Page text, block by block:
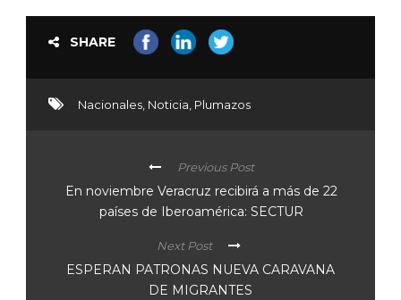
SHARE
Nacionales Noticia Plumazos
Previous Post
En noviembre Veracruz recibirá a más de 22
países de Iberoamérica: SECTUR
Next Post
ESPERAN PATRONAS NUEVA CARAVANA
DE MIGRANTES